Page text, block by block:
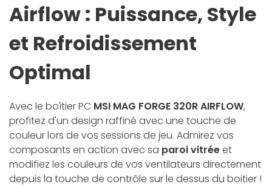
Airflow : Puissance, Style
et Refroidissement
Optimal
Avec le boîtier PC MSI MAG FORGE 320R AIRFLOW,
profitez d'un design raffiné avec une touche de
couleur lors de vos sessions de jeu. Admirez vos
composants en action avec sa paroi vitréeet
modifiez les couleurs de vos ventilateurs directement
depuis la touche de contrôle sur le dessus du boitier !